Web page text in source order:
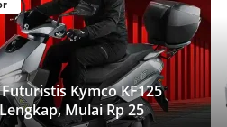
Kymco KF125
Mulai Rp 25